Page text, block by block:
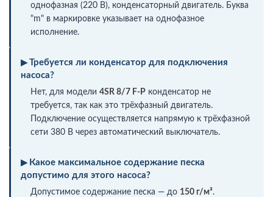
однофазная (220 В), конденсаторный двигатель. Буква
"m" в маркировке указывает на однофазное
исполнение.
Требуется ли конденсатор для подключения
насоса?
Нет, для модели 4SR 8/7 F-P конденсатор не
требуется, так как это трёхфазный двигатель.
Подключение осуществляется напрямую к трёхфазной
сети 380 В через автоматический выключатель.
Какое максимальное содержание песка
допустимо для этого насоса?
Допустимое содержание песка — до 150 г/м³.